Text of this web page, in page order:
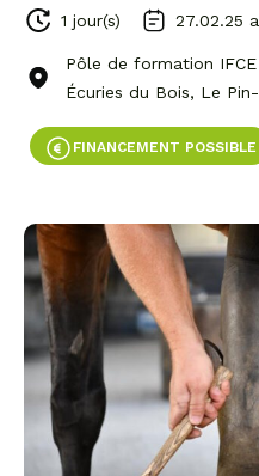
1 jour(s) 27.02.25
Pôle de formation
Écuries du Bois, Le
FINANCEMENT POSSIBLE